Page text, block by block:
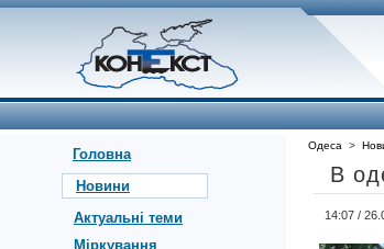
Головна
Новини
Актуальні теми
Міркування
Одеса >
В
14:07 /